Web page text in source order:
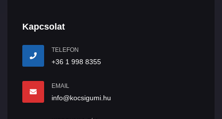
Kapcsolat
TELEFON
+36 1 998 8355
EMAIL
info@kocsigumi.hu